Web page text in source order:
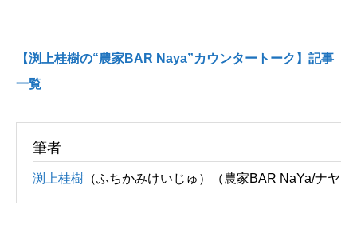
【渕上桂樹の“農家BAR Naya”カウンタートーク】記事
一覧
筆者
渕上桂樹 （ふちかみけいじゅ）（農家BAR NaYa/ナヤラ